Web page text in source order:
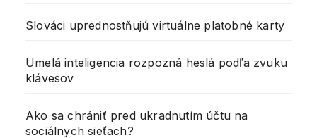
Slováci uprednostňujú virtuálne platobné karty
Umelá inteligencia rozpozná heslá podľa zvuku
klávesov
Ako sa chrániť pred ukradnutím účtu na
sociálnych sieťach?